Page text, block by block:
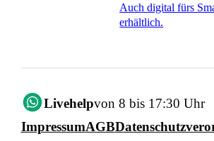
Auch digital fürs
erhältlich.
Livehelpvon 8 bis 17:30 Uhr
ImpressumAGB